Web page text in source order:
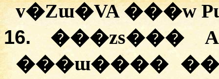
v�Zɯ�VA ���w
16.
���zs���
���ɯ����